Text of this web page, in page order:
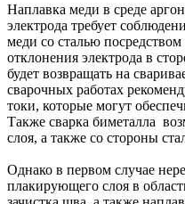
Наплавка меди в среде
электрода требует
меди со сталью
отклонения электрода в
будет возвращать на
сварочных работах
токи, которые могут
Также сварка биметалла
слоя, а также со стороны
Однако в первом случае
плакирующего слоя в